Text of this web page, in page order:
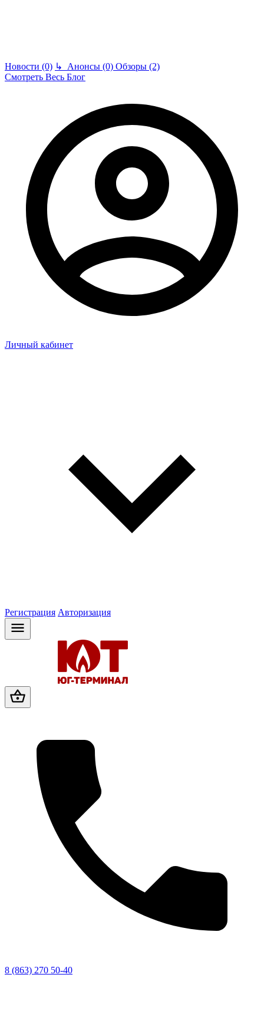
Новости (0) ↳ Анонсы (0) Обзоры (2)
Смотреть Весь Блог
Личный кабинет
Регистрация Авторизация
8 (863) 270 50-40